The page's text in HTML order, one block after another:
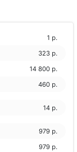
1 р.
323 р.
14 800 р.
460 р.
14 р.
979 р.
979 р.